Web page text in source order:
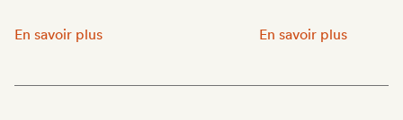
Fais la promo de ta musique:
En savoir plus Sois ajouté sur des
En savoir plus